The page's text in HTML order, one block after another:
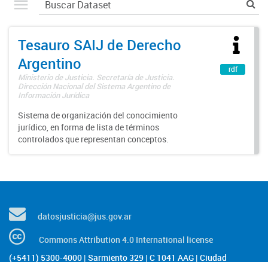
Tesauro SAIJ de Derecho
Argentino
Ministerio de Justicia. Secretaría de Justicia.
Dirección Nacional del Sistema Argentino de
Información Jurídica
Sistema de organización del conocimiento
jurídico, en forma de lista de términos
controlados que representan conceptos.
rdf
datosjusticia@jus.gov.ar
Commons Attribution 4.0 International license
(+5411) 5300-4000 | Sarmiento 329 | C 1041 AAG | Ciudad